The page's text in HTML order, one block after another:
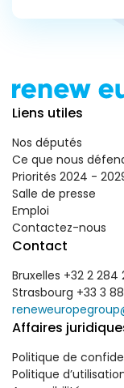
Liens utiles
Nos députés
Ce que nous
Priorités 2024 -
Salle de presse
Emploi
Contactez-nous
Contact
Bruxelles +32 2 284
Strasbourg +33 3 88
Affaires
Politique de
Politique